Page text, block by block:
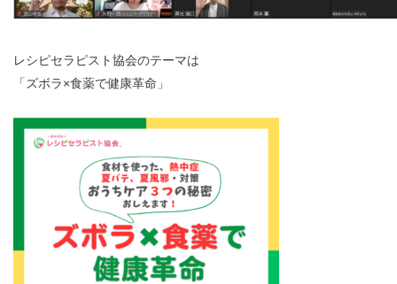
レシピセラピスト協会のテーマは
「ズボラ×食薬で健康革命」